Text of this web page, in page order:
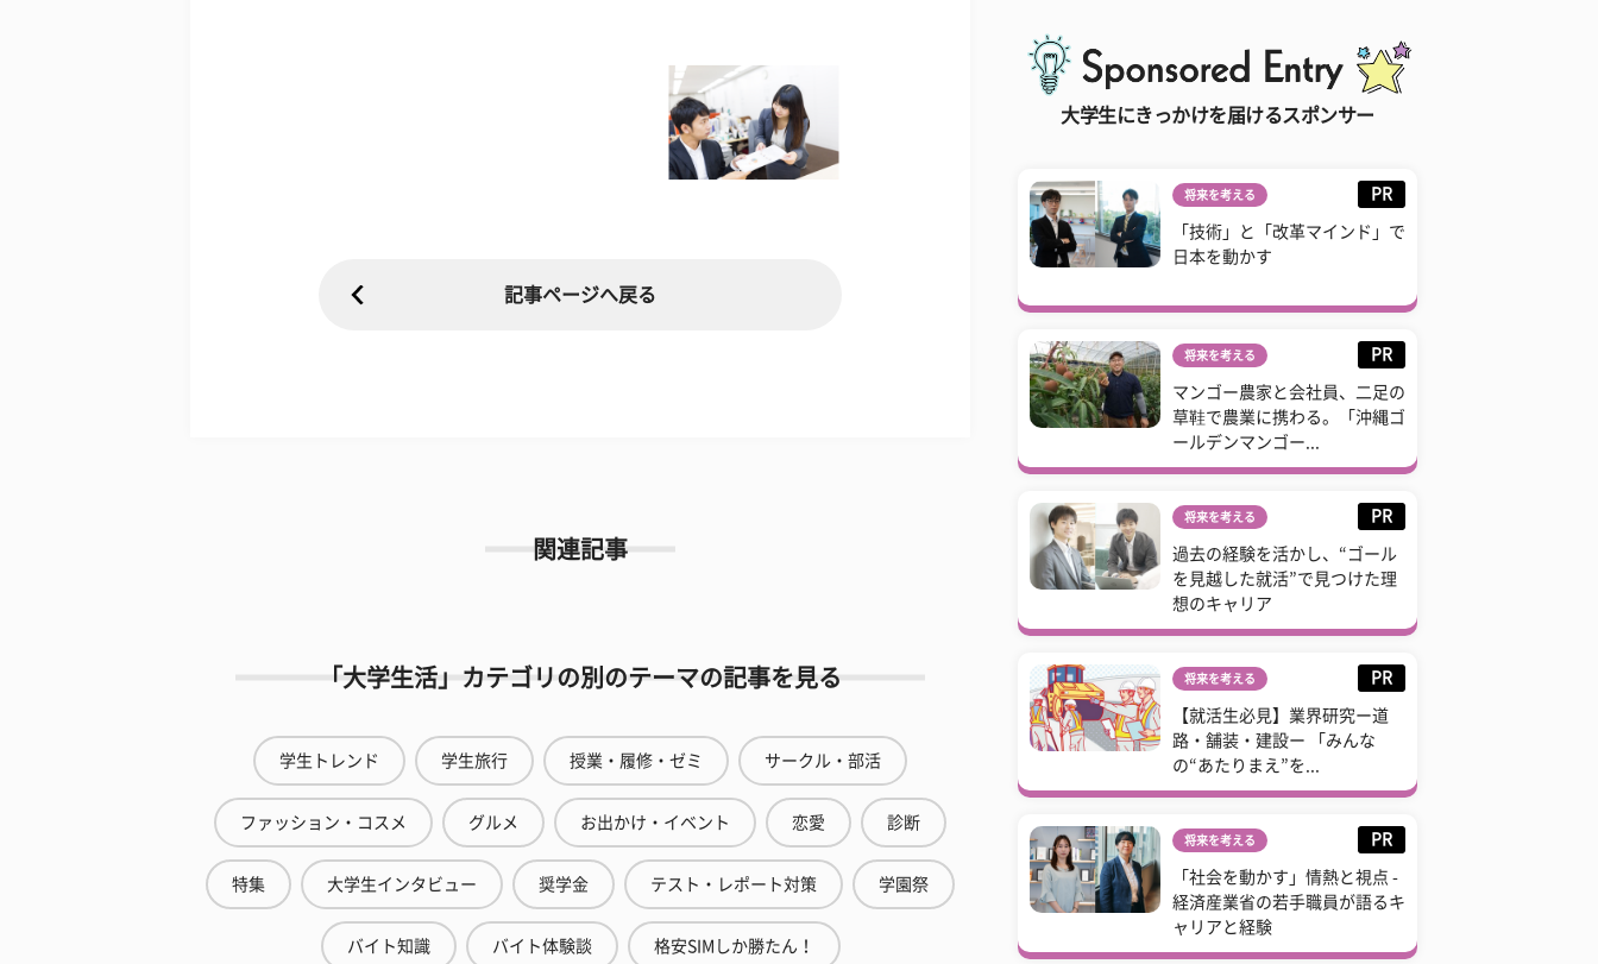
記事ページへ戻る
関連記事
「大学生活」カテゴリの別のテーマの記事を見る
学生トレンド 学生旅行 授業・履修・ゼミ サークル・部活
ファッション・コスメ グルメ お出かけ・イベント 恋愛 診断
特集 大学生インタビュー 奨学金 テスト・レポート対策 学園祭
バイト知識 バイト体験談 格安SIMしか勝たん！
大学生にきっかけを届けるスポンサー
将来を考える PR
「技術」と「改革マインド」で
日本を動かす
将来を考える PR
マンゴー農家と会社員、二足の
草鞋で農業に携わる。「沖縄ゴ
ールデンマンゴー...
将来を考える PR
過去の経験を活かし、“ゴール
を見越した就活”で見つけた理
想のキャリア
将来を考える PR
【就活生必見】業界研究ー道
路・舗装・建設ー 「みんな
の“あたりまえ”を...
将来を考える PR
「社会を動かす」情熱と視点 -
経済産業省の若手職員が語るキ
ャリアと経験